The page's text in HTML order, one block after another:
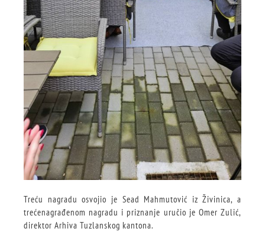
Treću nagradu osvojio je Sead Mahmutović iz Živinica, a
trećenagrađenom nagradu i priznanje uručio je Omer Zulić,
direktor Arhiva Tuzlanskog kantona.